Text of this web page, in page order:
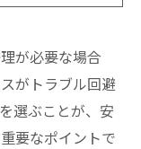
が必要な場合
がトラブル回避
選ぶことが、安
要なポイントで